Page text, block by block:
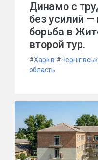
Динамо с
без усилий
борьба в
второй тур.
#Харків #
область